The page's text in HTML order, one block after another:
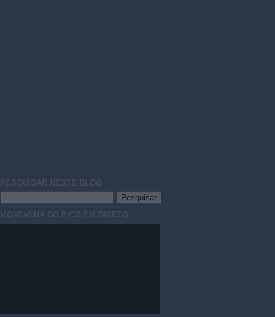
PESQUISAR NESTE BLOG
MONTANHA DO PICO EM DIRETO